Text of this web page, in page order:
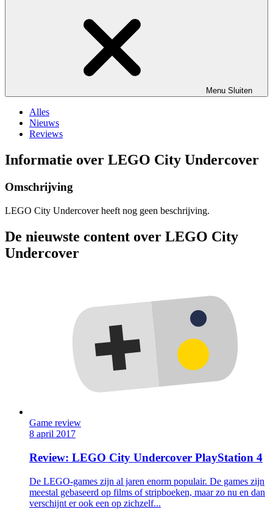
Menu Sluiten
Alles
Nieuws
Reviews
Informatie over LEGO City Undercover
Omschrijving
LEGO City Undercover heeft nog geen beschrijving.
De nieuwste content over LEGO City
Undercover
Game review
8 april 2017
Review: LEGO City Undercover PlayStation 4
De LEGO-games zijn al jaren enorm populair. De games zijn
meestal gebaseerd op films of stripboeken, maar zo nu en dan
verschijnt er ook een op zichzelf...